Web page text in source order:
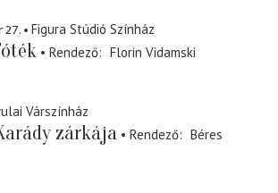
Figura Stúdió Színház
Rendező
Florin Vidamski
Várszínház
zárkája Rendező
Béres